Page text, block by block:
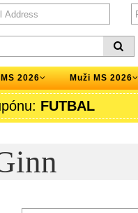
2026 Muži MS 2026
FUTBAL